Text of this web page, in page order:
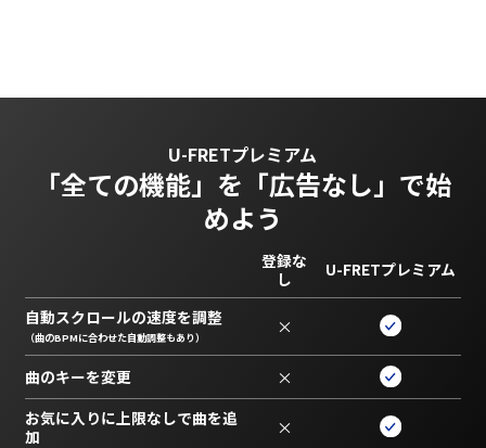
U-FRETプレミアム
「全ての機能」を 「広告なし」で始
めよう
登録な
し
U-FRETプレミアム
自動スクロールの速度を調整
（曲のBPMに合わせた自動調整もあり） ×
曲のキーを変更 ×
お気に入りに上限なしで曲を追
加
×